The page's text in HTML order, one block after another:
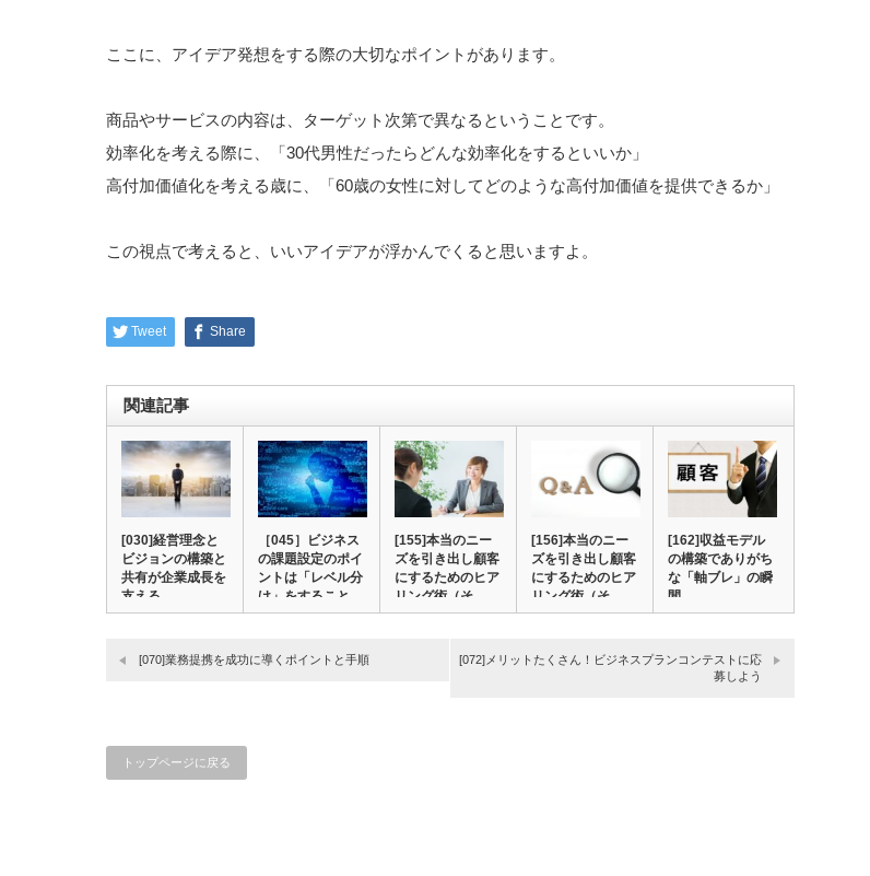
ここに、アイデア発想をする際の大切なポイントがあります。
商品やサービスの内容は、ターゲット次第で異なるということです。
効率化を考える際に、「30代男性だったらどんな効率化をするといいか」
高付加価値化を考える歳に、「60歳の女性に対してどのような高付加価値を提供できるか」
この視点で考えると、いいアイデアが浮かんでくると思いますよ。
Tweet Share
関連記事
[030]経営理念と
ビジョンの構築と
共有が企業成長を
支える
［045］ビジネス
の課題設定のポイ
ントは「レベル分
け」をすること…
[155]本当のニー
ズを引き出し顧客
にするためのヒア
リング術（そ…
[156]本当のニー
ズを引き出し顧客
にするためのヒア
リング術（そ…
[162]収益モデル
の構築でありがち
な「軸ブレ」の瞬
間
[070]業務提携を成功に導くポイントと手順
[072]メリットたくさん！ビジネスプランコンテストに応
募しよう
トップページに戻る